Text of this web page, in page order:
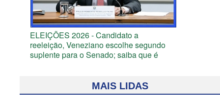
ELEIÇÕES 2026 - Candidato a
reeleição, Veneziano escolhe segundo
suplente para o Senado; saiba que é
MAIS LIDAS